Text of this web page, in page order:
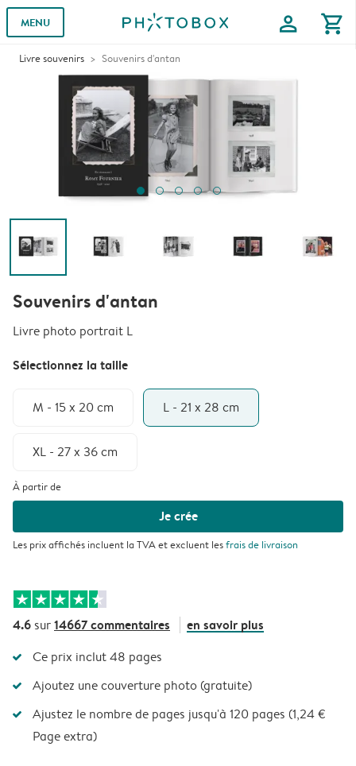
MENU profile shopping_cart
Livre souvenirs Souvenirs d'antan
Souvenirs d'antan
Livre photo portrait L
Sélectionnez la taille
M - 15 x 20 cm L - 21 x 28 cm
XL - 27 x 36 cm
À partir de
Je crée
Les prix affichés incluent la TVA et excluent lesfrais de livraison
4.6 sur14667 commentaires en savoir plus
Ce prix inclut 48 pages
Ajoutez une couverture photo (gratuite)
Ajustez le nombre de pages jusqu'à 120 pages (1,24 €
Page extra)